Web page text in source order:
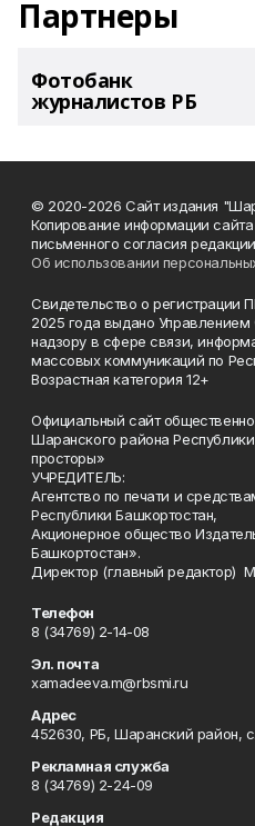
Партнеры
Фотобанк
журналистов РБ
© 2020-2026 Сайт издания
Копирование информации
письменного согласия
Об использовании
Свидетельство о регистрации
2025 года выдано
надзору в сфере связи,
массовых коммуникаций по
Возрастная категория 12+
Официальный сайт
Шаранского района
просторы»
УЧРЕДИТЕЛЬ:
Агентство по печати и
Республики Башкортостан,
Акционерное общество
Башкортостан».
Директор (главный редактор)
Телефон
8 (34769) 2-14-08
Эл. почта
xamadeeva.m@rbsmi.ru
Адрес
452630, РБ, Шаранский район,
Рекламная служба
8 (34769) 2-24-09
Редакция